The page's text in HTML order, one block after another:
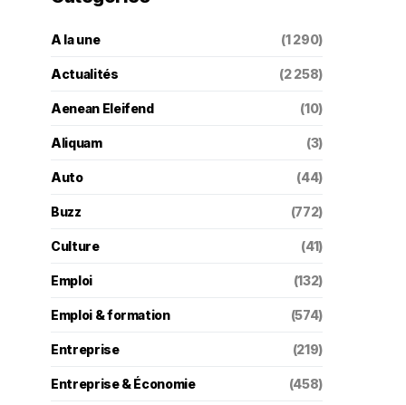
A la une (1 290)
Actualités (2 258)
Aenean Eleifend (10)
Aliquam (3)
Auto (44)
Buzz (772)
Culture (41)
Emploi (132)
Emploi & formation (574)
Entreprise (219)
Entreprise & Économie (458)